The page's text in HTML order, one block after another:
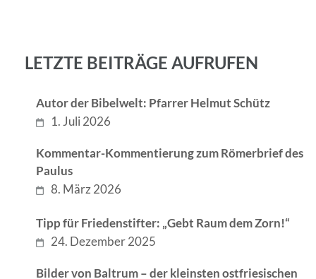
LETZTE BEITRÄGE AUFRUFEN
Autor der Bibelwelt: Pfarrer Helmut Schütz
1. Juli 2026
Kommentar-Kommentierung zum Römerbrief des
Paulus
8. März 2026
Tipp für Friedenstifter: „Gebt Raum dem Zorn!“
24. Dezember 2025
Bilder von Baltrum – der kleinsten ostfriesischen